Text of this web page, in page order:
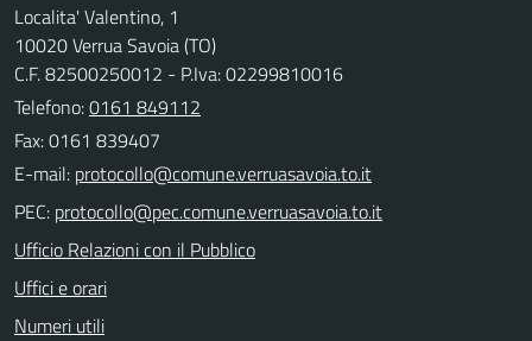
Localita' Valentino, 1
10020 Verrua Savoia (TO)
C.F. 82500250012 - P.Iva: 02299810016
Telefono:0161 849112
Fax: 0161 839407
E-mail:
PEC:
Ufficio Relazioni con il Pubblico
Uffici e orari
Numeri utili